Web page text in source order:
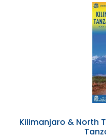
Kilimanjaro & North